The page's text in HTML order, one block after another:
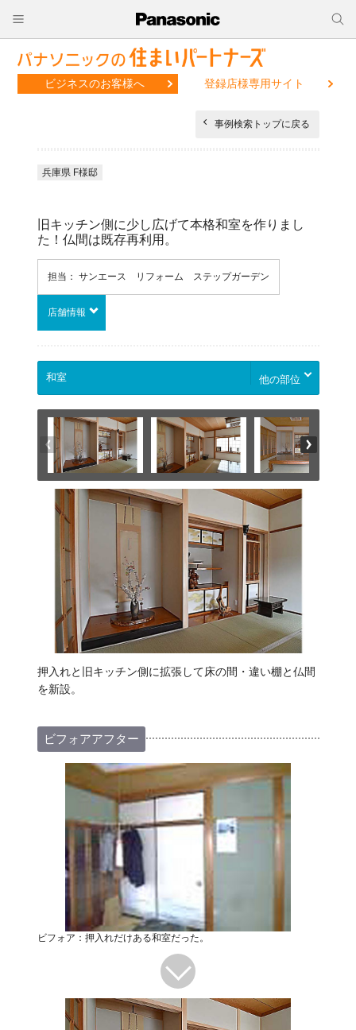
ビジネスのお客様へ 登録店様専用サイト
事例検索トップに戻る
兵庫県 F様邸
旧キッチン側に少し広げて本格和室を作りまし
た！仏間は既存再利用。
担当： サンエース リフォーム ステップガーデン
店舗情報
他の部位
押入れと旧キッチン側に拡張して床の間・違い棚と仏間
を新設。
ビフォアアフター
ビフォア：押入れだけある和室だった。